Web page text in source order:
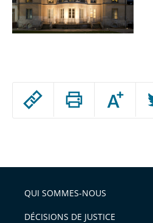
Passer
arriver
après
Augmenter
ou
l'article
pour
QUI SOMMES-NOUS
DÉCISIONS DE JUSTICE